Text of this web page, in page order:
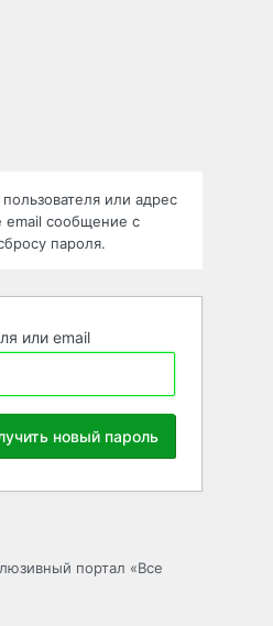
или адрес
email сообщение с
пароля.
или email
портал «Все